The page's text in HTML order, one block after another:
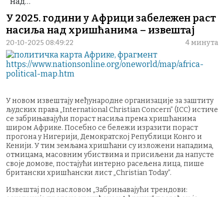
У 2025. години у Африци забележен раст
насиља над хришћанима – извештај
20-10-2025 08:49:22 4 минута
У новом извештају међународне организације за заштиту
људских права „International Christian Concern” (ICC) истиче
се забрињавајући пораст насиља према хришћанима
широм Африке. Посебно се бележи изразити пораст
прогона у Нигерији, Демократској Републици Конго и
Кенији. У тим земљама хришћани су изложени нападима,
отмицама, масовним убиствима и присиљени да напусте
своје домове, постајући интерно расељена лица, пише
британски хришћански лист „Christian Today”.
Извештај под насловом „Забрињавајући трендови: